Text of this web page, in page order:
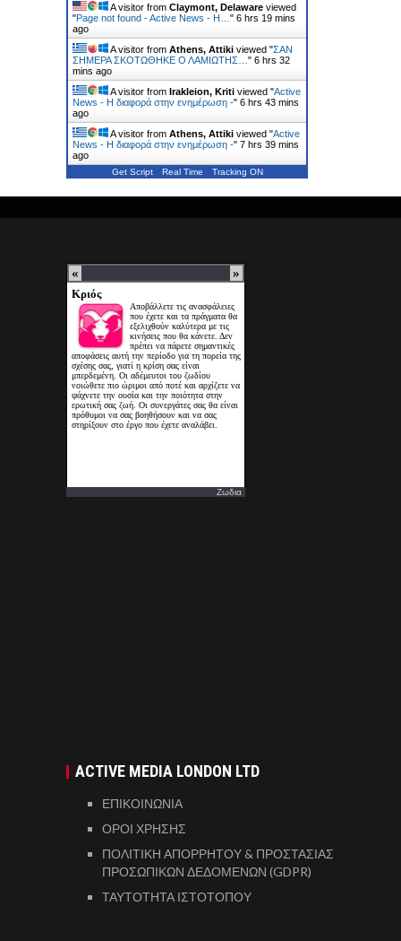
A visitor from Claymont, Delaware viewed
"Page not found - Active News - Η… " 6 hrs 19 mins
ago
A visitor from Athens, Attiki viewed "ΣΑΝ
ΣΗΜΕΡΑ ΣΚΟΤΩΘΗΚΕ Ο ΛΑΜΙΩΤΗΣ… " 6 hrs 32
mins ago
A visitor from Irakleion, Kriti viewed "Active
News - Η διαφορά στην ενημέρωση -" 6 hrs 43 mins
ago
A visitor from Athens, Attiki viewed "Active
News - Η διαφορά στην ενημέρωση -" 7 hrs 39 mins
ago
Get Script Real Time Tracking ON
Ζωδια
ACTIVE MEDIA LONDON LTD
ΕΠΙΚΟΙΝΩΝΙΑ
ΟΡΟΙ ΧΡΗΣΗΣ
ΠΟΛΙΤΙΚΗ ΑΠΟΡΡΗΤΟΥ & ΠΡΟΣΤΑΣΙΑΣ
ΠΡΟΣΩΠΙΚΩΝ ΔΕΔΟΜΕΝΩΝ (GDPR)
ΤΑΥΤΟΤΗΤΑ ΙΣΤΟΤΟΠΟΥ